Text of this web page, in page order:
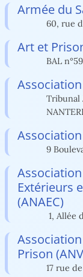
Armée du
60, rue
Art et
BAL
Tribunal
Association
9
Extérieurs
(ANAEC)
1, Allée
Prison
17 rue